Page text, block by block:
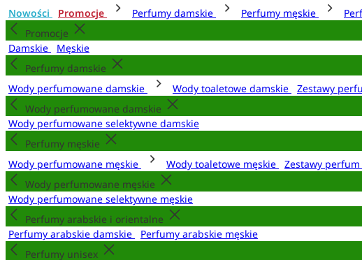
Nowości
Promocje Perfumy damskie Perfumy męskie
Promocje
Damskie
Męskie
Perfumy damskie
Wody perfumowane damskie
Wody toaletowe damskie
Zestawy
Wody perfumowane damskie
Wody perfumowane selektywne damskie
Perfumy męskie
Wody perfumowane męskie
Wody toaletowe męskie
Zestawy
Wody perfumowane męskie
Wody perfumowane selektywne męskie
Perfumy arabskie i orientalne
Perfumy arabskie damskie
Perfumy arabskie męskie
Perfumy unisex